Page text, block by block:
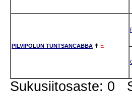
PILVIPOLUN TUNTSANCABBA ✝ E
Sukusiitosaste: 0